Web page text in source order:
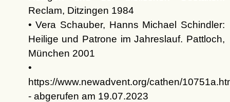
Reclam, Ditzingen 1984
• Vera Schauber, Hanns Michael Schindler:
Heilige und Patrone im Jahreslauf. Pattloch,
München 2001
•
https://www.newadvent.org/cathen/
- abgerufen am 19.07.2023